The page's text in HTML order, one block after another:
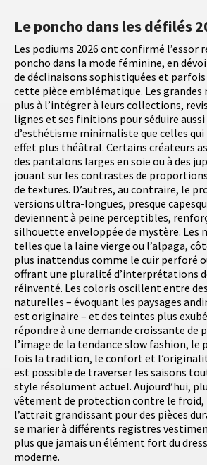
Le poncho dans les défilés
Les podiums 2026 ont confirmé l’essor
poncho dans la mode féminine, en
de déclinaisons sophistiquées et
cette pièce emblématique. Les grandes
plus à l’intégrer à leurs collections,
lignes et ses finitions pour séduire
d’esthétisme minimaliste que celles
effet plus théâtral. Certains créateurs
des pantalons larges en soie ou à des
jouant sur les contrastes de
de textures. D’autres, au contraire, le
versions ultra-longues, presque
deviennent à peine perceptibles,
silhouette enveloppée de mystère. Les
telles que la laine vierge ou l’alpaga,
plus inattendus comme le cuir perforé
offrant une pluralité d’interprétations
réinventé. Les coloris oscillent entre
naturelles – évoquant les paysages
est originaire – et des teintes plus
répondre à une demande croissante de
l’image de la tendance slow fashion, le
fois la tradition, le confort et
est possible de traverser les saisons
style résolument actuel. Aujourd’hui,
vêtement de protection contre le froid,
l’attrait grandissant pour des pièces
se marier à différents registres
plus que jamais un élément fort du
moderne.